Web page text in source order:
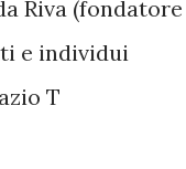
Riva (fondatore
e individui
T